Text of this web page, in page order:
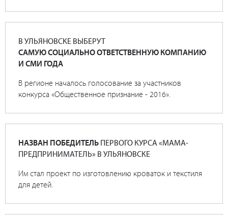
В УЛЬЯНОВСКЕ ВЫБЕРУТ
САМУЮ СОЦИАЛЬНО ОТВЕТСТВЕННУЮ КОМПАНИЮ
И СМИ ГОДА
В регионе началось голосование за участников
конкурса «Общественное признание - 2016».
НАЗВАН ПОБЕДИТЕЛЬ ПЕРВОГО КУРСА «МАМА-
ПРЕДПРИНИМАТЕЛЬ» В УЛЬЯНОВСКЕ
Им стал проект по изготовлению кроваток и текстиля
для детей.